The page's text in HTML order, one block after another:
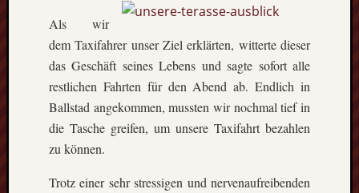
Als wir
dem Taxifahrer unser Ziel erklärten, witterte dieser
das Geschäft seines Lebens und sagte sofort alle
restlichen Fahrten für den Abend ab. Endlich in
Ballstad angekommen, mussten wir nochmal tief in
die Tasche greifen, um unsere Taxifahrt bezahlen
zu können.
Trotz einer sehr stressigen und nervenaufreibenden